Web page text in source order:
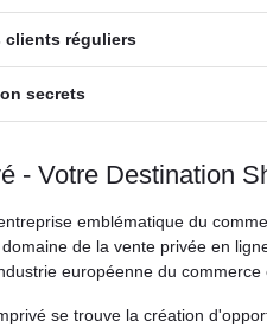
clients réguliers
secrets
- Votre Destination
emblématique du
de la vente privée en
européenne du commerce
se trouve la création